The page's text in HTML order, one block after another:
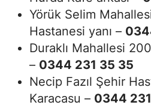
Yörük Selim
Hastanesi yanı –
Duraklı Mahallesi
– 0344 231 35 35
Necip Fazıl Şehir
Karacasu – 0344